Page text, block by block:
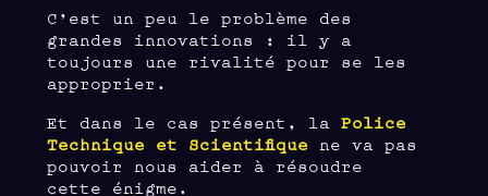
C’est un peu le problème des
grandes innovations : il y a
toujours une rivalité pour se les
approprier.
Et dans le cas présent, laPolice
Technique et Scientifique ne va pas
pouvoir nous aider à résoudre
cette énigme.